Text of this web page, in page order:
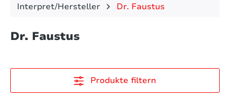
Interpret/Hersteller Dr. Faustus
Dr. Faustus
Produkte filtern